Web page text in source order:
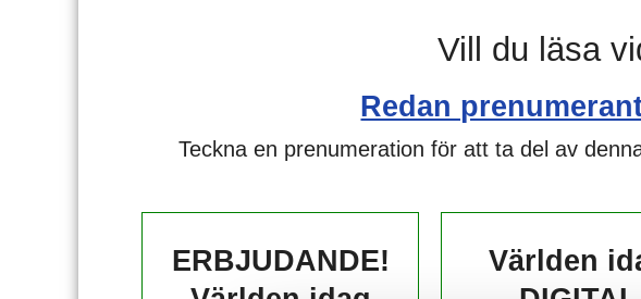
Vill du läsa
Redan
Teckna en prenumeration för att ta del av
ERBJUDANDE!
Världen